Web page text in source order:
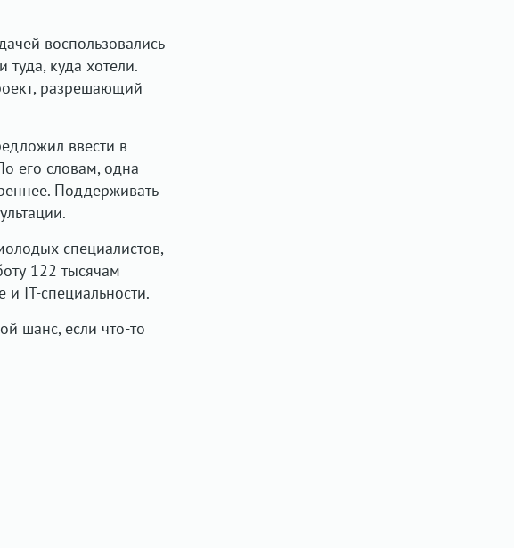
воспользовались
туда, куда хотели.
разрешающий
ввести в
его словам, одна
Поддерживать
специалистов,
122 тысячам
IT-специальности.
шанс, если что-то